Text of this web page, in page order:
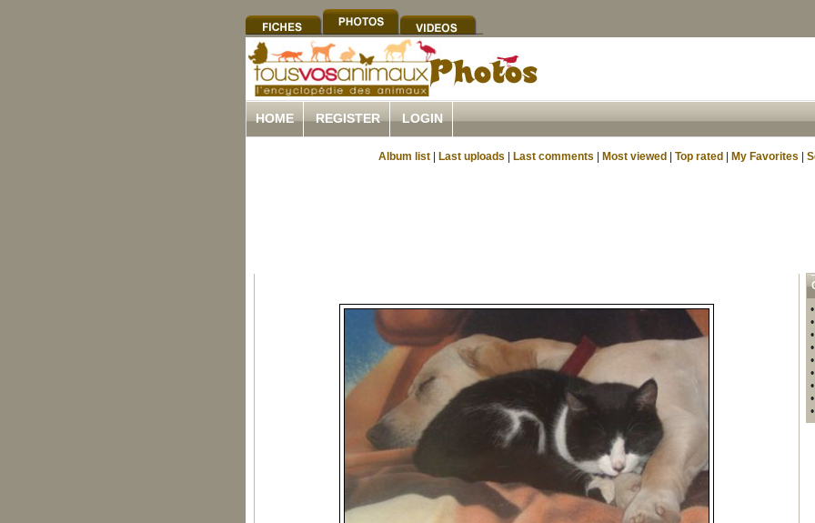
HOME REGISTER LOGIN
Album list Last uploads Last comments Most viewed Top rated My Favorites
•
•
•
•